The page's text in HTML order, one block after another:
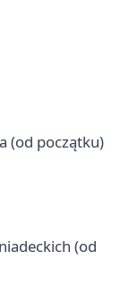
(od początku)
(od